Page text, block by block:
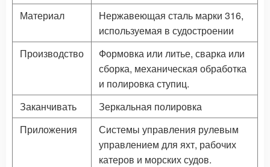
Материал
Нержавеющая сталь марки 316,
используемая в судостроении
Производство
Формовка или литье, сварка или
сборка, механическая обработка
и полировка ступиц.
Заканчивать
Зеркальная полировка
Приложения
Системы управления рулевым
управлением для яхт, рабочих
катеров и морских судов.